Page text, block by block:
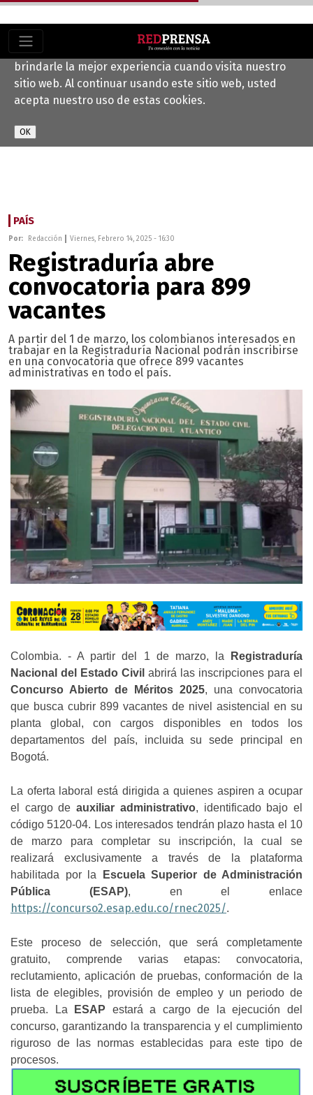
Este sitio web utiliza cookies para ayudarnos a
brindarle la mejor experiencia cuando visita nuestro
sitio web. Al continuar usando este sitio web, usted
acepta nuestro uso de estas cookies.
PAÍS
Por: Redacción Viernes, Febrero 14, 2025 - 16:30
Registraduría abre
convocatoria para 899
vacantes
A partir del 1 de marzo, los colombianos interesados ​​en
trabajar en la Registraduría Nacional podrán inscribirse
en una convocatoria que ofrece 899 vacantes
administrativas en todo el país.
Colombia. - A partir del 1 de marzo, la
Registraduría
Nacional del Estado Civil abrirá las inscripciones para el
Concurso Abierto de Méritos 2025, una convocatoria
que busca cubrir 899 vacantes de nivel asistencial en su
planta global, con cargos disponibles en todos los
departamentos del país, incluida su sede principal en
Bogotá.
La oferta laboral está dirigida a quienes aspiren a ocupar
el cargo deauxiliar administrativo, identificado bajo el
código 5120-04. Los interesados tendrán plazo hasta el 10
de marzo para completar su inscripción, la cual se
realizará exclusivamente a través de la plataforma
habilitada por la
Escuela Superior de Administración
Pública (ESAP), en el enlace
https://concurso2.esap.edu.co/rnec2025/.
Este proceso de selección, que será completamente
gratuito, comprende varias etapas: convocatoria,
reclutamiento, aplicación de pruebas, conformación de la
lista de elegibles, provisión de empleo y un periodo de
prueba. La
ESAP estará a cargo de la ejecución del
concurso, garantizando la transparencia y el cumplimiento
riguroso de las normas establecidas para este tipo de
procesos.